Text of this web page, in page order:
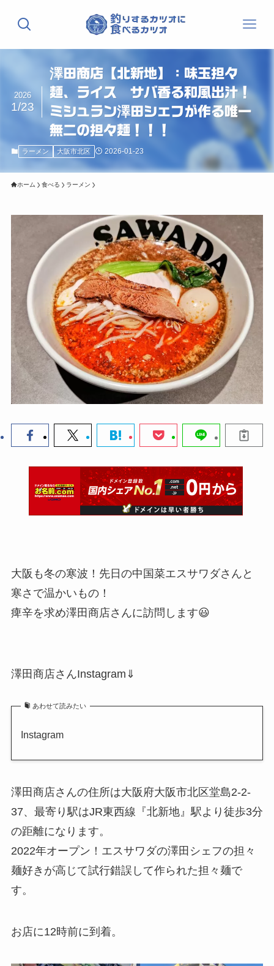
澤田商店【北新地】：味玉担々
麺、ライス サバ香る和風出汁！
ミシュラン澤田シェフが作る唯一
無二の担々麺！！！
2026
1/23
ラーメン 大阪市北区 2026-01-23
ホーム 食べる ラーメン
大阪も冬の寒波！先日の中国菜エスサワダさんと
寒さで温かいもの！
痺辛を求め澤田商店さんに訪問します😃
澤田商店さんInstagram⇓
あわせて読みたい
Instagram
澤田商店さんの住所は大阪府大阪市北区堂島2-2-
37、最寄り駅はJR東西線『北新地』駅より徒歩3分
の距離になります。
2022年オープン！エスサワダの澤田シェフの担々
麺好きが高じて試行錯誤して作られた担々麺で
す。
お店に12時前に到着。